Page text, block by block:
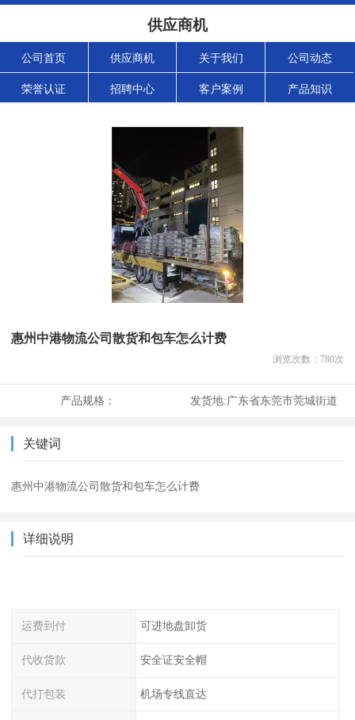
供应商机
公司首页 供应商机 关于我们 公司动态
荣誉认证 招聘中心 客户案例 产品知识
惠州中港物流公司散货和包车怎么计费
浏览次数： 780次
产品规格： 发货地:广东省东莞市莞城街道
关键词
惠州中港物流公司散货和包车怎么计费
详细说明
运费到付 可进地盘卸货
代收货款 安全证安全帽
代打包装 机场专线直达